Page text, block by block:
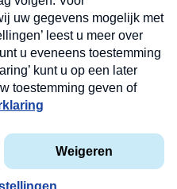
MAX
op onze
dinsdagochtend in uw